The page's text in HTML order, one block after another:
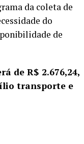
da coleta de
do
de
de R$ 2.676,24,
transporte e